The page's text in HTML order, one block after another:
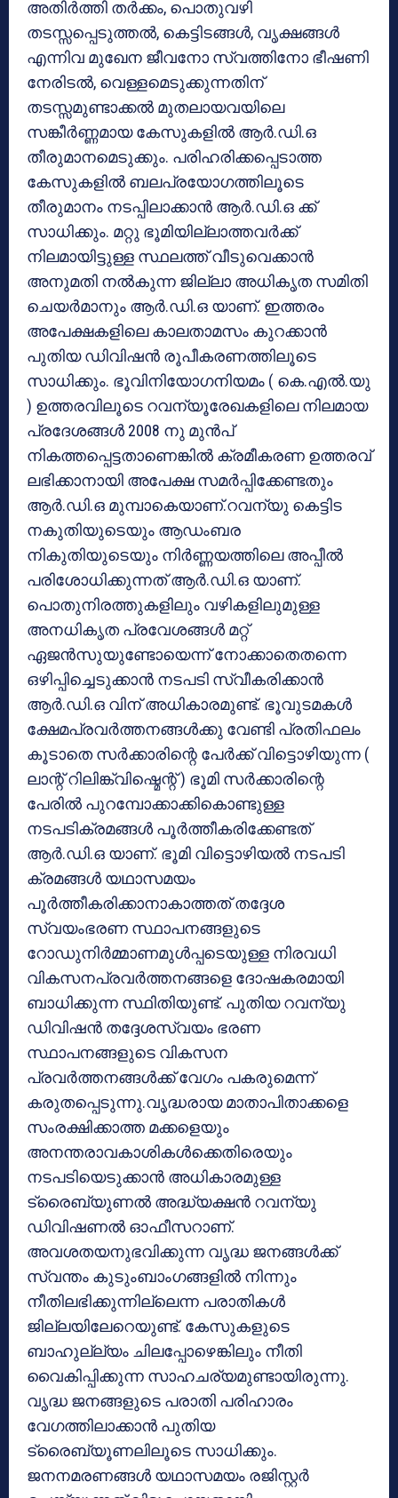
അതിര്‍ത്തി തര്‍ക്കം, പൊതുവഴി
തടസ്സപ്പെടുത്തല്‍, കെട്ടിടങ്ങള്‍, വൃക്ഷങ്ങള്‍
എന്നിവ മുഖേന ജീവനോ സ്വത്തിനോ ഭീഷണി
നേരിടല്‍, വെള്ളമെടുക്കുന്നതിന്
തടസ്സമുണ്ടാക്കല്‍ മുതലായവയിലെ
സങ്കീര്‍ണ്ണമായ കേസുകളില്‍ ആര്‍.ഡി.ഒ
തീരുമാനമെടുക്കും. പരിഹരിക്കപ്പെടാത്ത
കേസുകളില്‍ ബലപ്രയോഗത്തിലൂടെ
തീരുമാനം നടപ്പിലാക്കാന്‍ ആര്‍.ഡി.ഒ ക്ക്
സാധിക്കും. മറ്റു ഭൂമിയില്ലാത്തവര്‍ക്ക്
നിലമായിട്ടുള്ള സ്ഥലത്ത് വീടുവെക്കാന്‍
അനുമതി നല്‍കുന്ന ജില്ലാ അധികൃത സമിതി
ചെയര്‍മാനും ആര്‍.ഡി.ഒ യാണ്. ഇത്തരം
അപേക്ഷകളിലെ കാലതാമസം കുറക്കാന്‍
പുതിയ ഡിവിഷന്‍ രൂപീകരണത്തിലൂടെ
സാധിക്കും. ഭൂവിനിയോഗനിയമം ( കെ.എല്‍.യു
) ഉത്തരവിലൂടെ റവന്യൂരേഖകളിലെ നിലമായ
പ്രദേശങ്ങള്‍ 2008 നു മുന്‍പ്
നികത്തപ്പെട്ടതാണെങ്കില്‍ ക്രമീകരണ ഉത്തരവ്
ലഭിക്കാനായി അപേക്ഷ സമര്‍പ്പിക്കേണ്ടതും
ആര്‍.ഡി.ഒ മുമ്പാകെയാണ്.റവന്യു കെട്ടിട
നകുതിയുടെയും ആഡംബര
നികുതിയുടെയും നിര്‍ണ്ണയത്തിലെ അപ്പീല്‍
പരിശോധിക്കുന്നത് ആര്‍.ഡി.ഒ യാണ്.
പൊതുനിരത്തുകളിലും വഴികളിലുമുള്ള
അനധികൃത പ്രവേശങ്ങള്‍ മറ്റ്
ഏജന്‍സുയുണ്ടോയെന്ന് നോക്കാതെതന്നെ
ഒഴിപ്പിച്ചെടുക്കാന്‍ നടപടി സ്വീകരിക്കാന്‍
ആര്‍.ഡി.ഒ വിന് അധികാരമുണ്ട്. ഭൂവുടമകള്‍
ക്ഷേമപ്രവര്‍ത്തനങ്ങള്‍ക്കു വേണ്ടി പ്രതിഫലം
കൂടാതെ സര്‍ക്കാരിന്റെ പേര്‍ക്ക് വിട്ടൊഴിയുന്ന (
ലാന്റ് റിലിങ്ക്വിഷ്മെന്റ് ) ഭൂമി സര്‍ക്കാരിന്റെ
പേരില്‍ പുറമ്പോക്കാക്കികൊണ്ടുള്ള
നടപടിക്രമങ്ങള്‍ പൂര്‍ത്തീകരിക്കേണ്ടത്
ആര്‍.ഡി.ഒ യാണ്. ഭൂമി വിട്ടൊഴിയല്‍ നടപടി
ക്രമങ്ങള്‍ യഥാസമയം
പൂര്‍ത്തീകരിക്കാനാകാത്തത് തദ്ദേശ
സ്വയംഭരണ സ്ഥാപനങ്ങളുടെ
റോഡുനിര്‍മ്മാണമുള്‍പ്പടെയുള്ള നിരവധി
വികസനപ്രവര്‍ത്തനങ്ങളെ ദോഷകരമായി
ബാധിക്കുന്ന സ്ഥിതിയുണ്ട്. പുതിയ റവന്യു
ഡിവിഷന്‍ തദ്ദേശസ്വയം ഭരണ
സ്ഥാപനങ്ങളുടെ വികസന
പ്രവര്‍ത്തനങ്ങള്‍ക്ക് വേഗം പകരുമെന്ന്
കരുതപ്പെടുന്നു.വൃദ്ധരായ മാതാപിതാക്കളെ
സംരക്ഷിക്കാത്ത മക്കളെയും
അനന്തരാവകാശികള്‍ക്കെതിരെയും
നടപടിയെടുക്കാന്‍ അധികാരമുള്ള
ട്രൈബ്യുണല്‍ അദ്ധ്യക്ഷന്‍ റവന്യു
ഡിവിഷണല്‍ ഓഫീസറാണ്.
അവശതയനുഭവിക്കുന്ന വൃദ്ധ ജനങ്ങള്‍ക്ക്
സ്വന്തം കുടുംബാംഗങ്ങളില്‍ നിന്നും
നീതിലഭിക്കുന്നില്ലെന്ന പരാതികള്‍
ജില്ലയിലേറെയുണ്ട്. കേസുകളുടെ
ബാഹുല്ല്യം ചിലപ്പോഴെങ്കിലും നീതി
വൈകിപ്പിക്കുന്ന സാഹചര്യമുണ്ടായിരുന്നു.
വൃദ്ധ ജനങ്ങളുടെ പരാതി പരിഹാരം
വേഗത്തിലാക്കാന്‍ പുതിയ
ട്രൈബ്യൂണലിലൂടെ സാധിക്കും.
ജനനമരണങ്ങള്‍ യഥാസമയം രജിസ്റ്റര്‍